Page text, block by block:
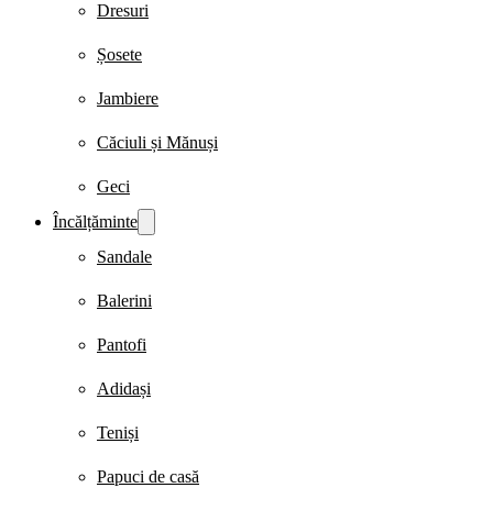
Dresuri
Șosete
Jambiere
Căciuli și Mănuși
Geci
Încălțăminte
Sandale
Balerini
Pantofi
Adidași
Teniși
Papuci de casă